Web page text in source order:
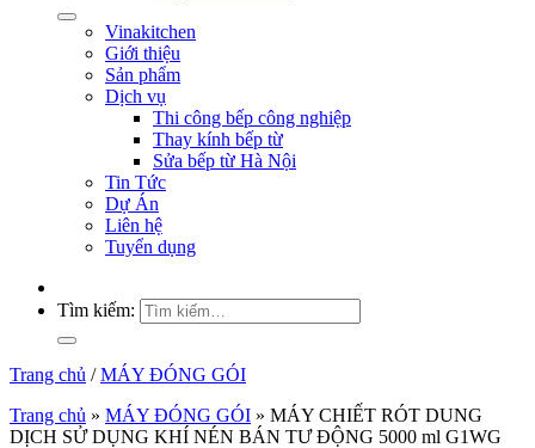
Vinakitchen
Giới thiệu
Sản phẩm
Dịch vụ
Thi công bếp công nghiệp
Thay kính bếp từ
Sửa bếp từ Hà Nội
Tin Tức
Dự Án
Liên hệ
Tuyển dụng
Tìm kiếm:
Trang chủ / MÁY ĐÓNG GÓI
Trang chủ » MÁY ĐÓNG GÓI » MÁY CHIẾT RÓT DUNG
DỊCH SỬ DỤNG KHÍ NÉN BÁN TƯ ĐỘNG 5000 ml G1WG